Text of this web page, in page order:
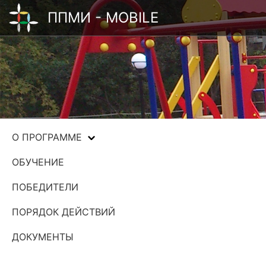
ППМИ - MOBILE
О ПРОГРАММЕ
ОБУЧЕНИЕ
ПОБЕДИТЕЛИ
ПОРЯДОК ДЕЙСТВИЙ
ДОКУМЕНТЫ